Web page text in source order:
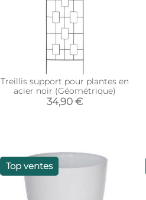
Treillis support pour plantes en
acier noir (Géométrique)
34,90 €
Top ventes